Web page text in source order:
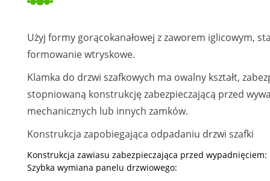
Użyj formy gorącokanałowej z zaworem iglicowym,
formowanie wtryskowe.
Klamka do drzwi szafkowych ma owalny kształt,
stopniowaną konstrukcję zabezpieczającą przed
mechanicznych lub innych zamków.
Konstrukcja zapobiegająca odpadaniu drzwi szafki
Konstrukcja zawiasu zabezpieczająca przed wypadnięciem:
Szybka wymiana panelu drzwiowego: